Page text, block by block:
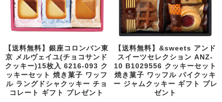
【送料無料】銀座コロンバン東
京 メルヴェイユ(チョコサンド
クッキー)15枚入 6216-093 ク
ッキーセット 焼き菓子 ワッフ
ル ラングドシャクッキー チョ
コレート ギフト プレゼント
【送料無料】&sweets アンド
スイーツセレクション ANZ-
10 B1029556 クッキーセット
焼き菓子 ワッフル パイクッキ
ー ジャムクッキー ギフト プレ
ゼント